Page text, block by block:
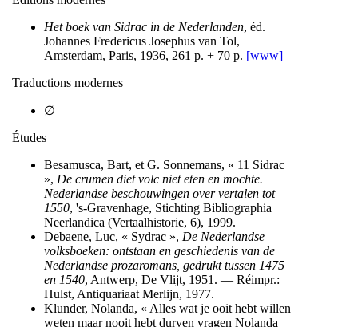
Het boek van Sidrac in de Nederlanden, éd.
Johannes Fredericus Josephus van Tol,
Amsterdam, Paris, 1936, 261 p. + 70 p. [www]
Traductions modernes
∅
Études
Besamusca, Bart, et G. Sonnemans, « 11 Sidrac
», De crumen diet volc niet eten en mochte.
Nederlandse beschouwingen over vertalen tot
1550, 's-Gravenhage, Stichting Bibliographia
Neerlandica (Vertaalhistorie, 6), 1999.
Debaene, Luc, « Sydrac », De Nederlandse
volksboeken: ontstaan en geschiedenis van de
Nederlandse prozaromans, gedrukt tussen 1475
en 1540, Antwerp, De Vlijt, 1951. — Réimpr.:
Hulst, Antiquariaat Merlijn, 1977.
Klunder, Nolanda, « Alles wat je ooit hebt willen
weten maar nooit hebt durven vragen Nolanda